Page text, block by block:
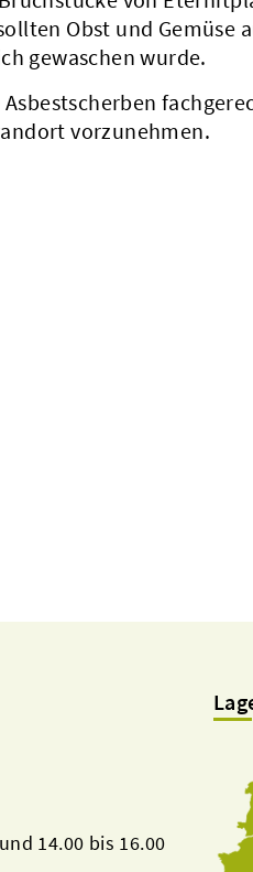
Obst und Gemüse
gewaschen wurde.
vorzunehmen.
14.00 bis 16.00